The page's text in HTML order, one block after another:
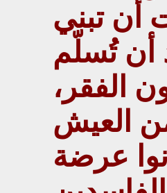
أن تبني
أن تُسلّم
الفقر،
العيش
عرضة